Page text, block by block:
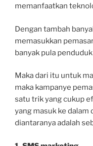
memanfaatkan
Dengan tambah
memasukkan
banyak pula
Maka dari itu untuk
maka kampanye
satu trik yang cukup
yang masuk ke
diantaranya adalah